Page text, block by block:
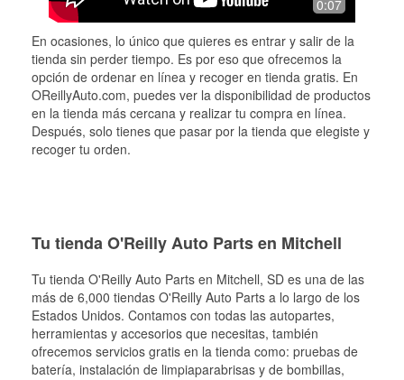
0:07
En ocasiones, lo único que quieres es entrar y salir de la
tienda sin perder tiempo. Es por eso que ofrecemos la
opción de ordenar en línea y recoger en tienda gratis. En
OReillyAuto.com, puedes ver la disponibilidad de productos
en la tienda más cercana y realizar tu compra en línea.
Después, solo tienes que pasar por la tienda que elegiste y
recoger tu orden.
Tu tienda O'Reilly Auto Parts en Mitchell
Tu tienda O'Reilly Auto Parts en Mitchell, SD es una de las
más de 6,000 tiendas O'Reilly Auto Parts a lo largo de los
Estados Unidos. Contamos con todas las autopartes,
herramientas y accesorios que necesitas, también
ofrecemos servicios gratis en la tienda como: pruebas de
batería, instalación de limpiaparabrisas y de bombillas,